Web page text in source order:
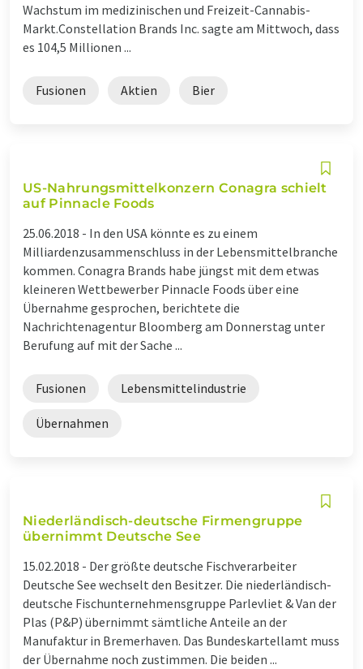
Wachstum im medizinischen und Freizeit-Cannabis-
Markt.Constellation Brands Inc. sagte am Mittwoch, dass
es 104,5 Millionen ...
Fusionen Aktien Bier
US-Nahrungsmittelkonzern Conagra schielt
auf Pinnacle Foods
25.06.2018 - In den USA könnte es zu einem
Milliardenzusammenschluss in der Lebensmittelbranche
kommen. Conagra Brands habe jüngst mit dem etwas
kleineren Wettbewerber Pinnacle Foods über eine
Übernahme gesprochen, berichtete die
Nachrichtenagentur Bloomberg am Donnerstag unter
Berufung auf mit der Sache ...
Fusionen Lebensmittelindustrie
Übernahmen
Niederländisch-deutsche Firmengruppe
übernimmt Deutsche See
15.02.2018 - Der größte deutsche Fischverarbeiter
Deutsche See wechselt den Besitzer. Die niederländisch-
deutsche Fischunternehmensgruppe Parlevliet & Van der
Plas (P&P) übernimmt sämtliche Anteile an der
Manufaktur in Bremerhaven. Das Bundeskartellamt muss
der Übernahme noch zustimmen. Die beiden ...